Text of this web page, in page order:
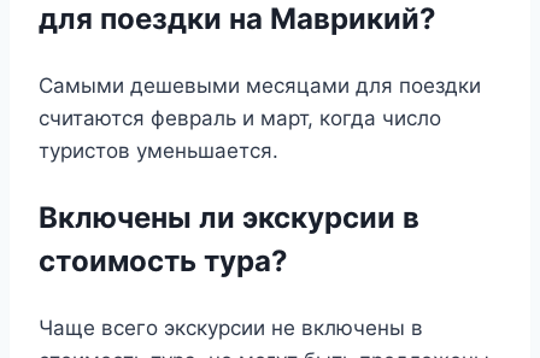
для поездки на Маврикий?
Самыми дешевыми месяцами для поездки
считаются февраль и март, когда число
туристов уменьшается.
Включены ли экскурсии в
стоимость тура?
Чаще всего экскурсии не включены в